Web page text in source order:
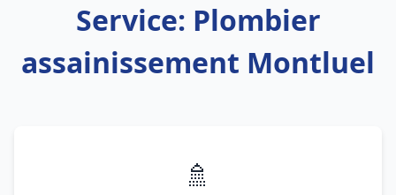
Service: Plombier
assainissement Montluel
🚿